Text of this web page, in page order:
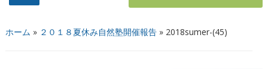
ホーム » ２０１８夏休み自然塾開催報告» 2018sumer-(45)